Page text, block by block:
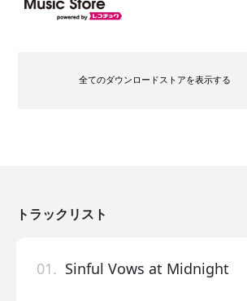
全てのダウンロードストアを表示する
トラックリスト
01. Sinful Vows at Midnight